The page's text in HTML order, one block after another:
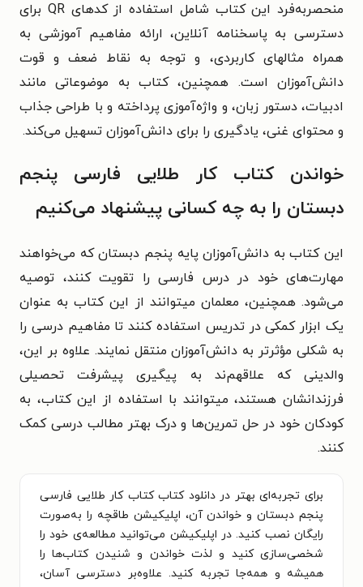
منحصربه‌فرد این کتاب شامل استفاده از کدهای QR برای
دسترسی به پاسخنامه آنلاین، ارائه مفاهیم آموزشی به
همراه مثالهای کاربردی، و توجه به نقاط ضعف و قوت
دانش‌آموزان است. همچنین، کتاب به موضوعاتی مانند
ادبیات، دستور زبان، و واژه‌آموزی پرداخته و با طراحی جذاب
و محتوای غنی، یادگیری را برای دانش‌آموزان تسهیل می‌کند.
خواندن کتاب کار طلایی فارسی پنجم
دبستان را به چه کسانی پیشنهاد می‌کنیم
این کتاب به دانش‌آموزان پایه پنجم دبستان که می‌خواهند
مهارت‌های خود در درس فارسی را تقویت کنند، توصیه
می‌شود. همچنین، معلمان میتوانند از این کتاب به عنوان
یک ابزار کمکی در تدریس استفاده کنند تا مفاهیم درسی را
به شکلی مؤثرتر به دانش‌آموزان منتقل نمایند. علاوه بر این،
والدینی که علاقهم‌ند به پیگیری پیشرفت تحصیلی
فرزندانشان هستند، میتوانند با استفاده از این کتاب، به
کودکان خود در حل تمرین‌ها و درک بهتر مطالب درسی کمک
کنند.
برای تجربه‌ای بهتر در دانلود کتاب کتاب کار طلایی فارسی
پنجم دبستان و خواندن آن، اپلیکیشن طاقچه را به‌صورت
رایگان نصب کنید. در اپلیکیشن می‌توانید مطالعه‌ی خود را
شخصی‌سازی کنید و لذت خواندن و شنیدن کتاب‌ها را
همیشه و همه‌جا تجربه کنید. علاوه‌بر دسترسی آسان،